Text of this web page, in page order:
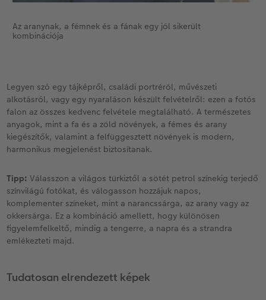
Az aranynak, a fémnek és a fának egy jól sikerült
kombinációja
Legyen szó egy tájképről, családi portréról, művészeti
alkotásról, vagy egy nyaraláson készült felvételről: ezen a fotós
falon az összes kedvenc felvétele megtalálható. A természetes
anyagok, mint a fa és a zöld növények, a fémes és arany
kiegészítők, valamint a felfüggesztett növények is modern,
harmonikus megjelenést biztosítanak.
Tipp: Válasszon a világos türkiztől a sötét petrol színekig terjedő
színvilágú fotókat, és válogasson hozzájuk napos,
komplementer színeket, mint a narancssárga, az arany vagy az
okkersárga. Ez a kombináció amellett, hogy különösen
figyelemfelkeltő, mindig a tengerre, a napra és a strandra
emlékezteti majd.
Tudatosan elrendezett képek